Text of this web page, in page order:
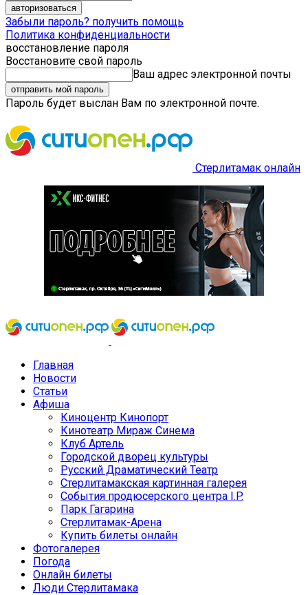
Забыли пароль? получить помощь
Политика конфиденциальности
восстановление пароля
Восстановите свой пароль
Ваш адрес электронной почты
Пароль будет выслан Вам по электронной почте.
Стерлитамак онлайн
Главная
Новости
Статьи
Афиша
Киноцентр Кинопорт
Кинотеатр Мираж Синема
Клуб Артель
Городской дворец культуры
Русский Драматический Театр
Стерлитамакская картинная галерея
События продюсерского центра I.P.
Парк Гагарина
Стерлитамак-Арена
Купить билеты онлайн
Фотогалерея
Погода
Онлайн билеты
Люди Стерлитамака